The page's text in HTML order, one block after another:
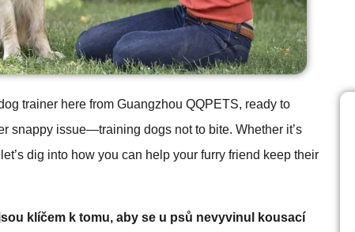
trainer here from Guangzhou QQPETS, ready to
snappy issue—training dogs not to bite. Whether it’s
dig into how you can help your furry friend keep their
klíčem k tomu, aby se u psů nevyvinul kousací